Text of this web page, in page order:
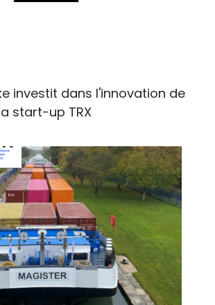
investit dans l'innovation de
start-up TRX